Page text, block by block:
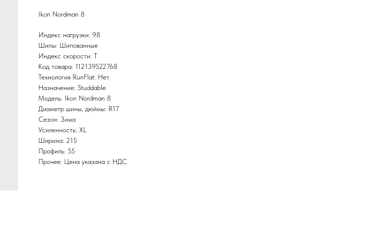
Ikon Nordman 8
Индекс нагрузки: 98
Шипы: Шипованные
Индекс скорости: T
Код товара: 112139522768
Технология RunFlat: Нет
Назначение: Studdable
Модель: Ikon Nordman 8
Диаметр шины, дюймы: R17
Сезон: Зима
Усиленность: XL
Ширина: 215
Профиль: 55
Прочее: Цена указана с НДС